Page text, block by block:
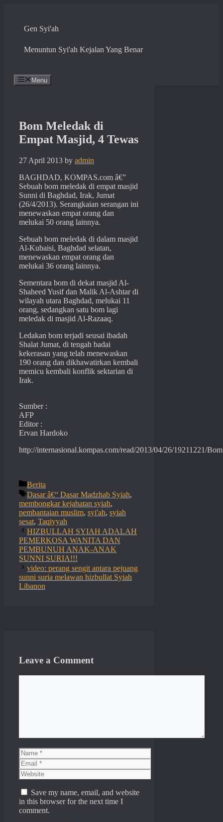
contentGen Syi'ah
Menuntun Syi'ah Kejalan Yang Benar
Menu
Bom Meledak di
Empat Masjid, 4 Tewas
27 April 2013 by admin
BAGHDAD, KOMPAS.com â€”
Sebuah bom meledak di empat masjid
Sunni di Baghdad, Irak, Jumat
(26/4/2013). Serangkaian serangan ini
menewaskan empat orang dan
melukai 50 orang lainnya.
Sebuah bom meledak di dalam masjid
Al-Kubaisi, Baghdad selatan,
menewaskan empat orang dan
melukai 36 orang lainnya.
Sementara bom di dekat masjid Al-
Shaheed Yusif dan Malik Al-Ashtar di
wilayah utara Baghdad, melukai 11
orang, sedangkan satu bom lagi
meledak di masjid Al-Razaaq.
Ledakan bom terjadi seusai ibadah
Shalat Jumat, di tengah badai
kekerasan yang telah menewaskan
190 orang dan dikhawatirkan kembali
memicu kembali konflik sektarian di
Irak.
Sumber :
AFP
Editor :
Ervan Hardoko
http://internasional.kompas.com/read/2013/04/26/19211221/
Categories
Berita
Tags
Dasar â€“ Dasar Madzhab Syiah,
membongkar kejahatan syiah,
pembantaian muslim, syi'ah, syiah
sesat, Taqiyyah
HIZBULLAH SYIAH ADALAH
PEMERKOSA WANITA DAN
PEMBUNUH ANAK-ANAK
SUNNI SURIA!!!
video: perang sengit antara pejuang
sunni suria melawan hizbullat Syiah
Libanon
Leave a Comment
Name
Email
Website
Save my name, email, and website
in this browser for the next time I
comment.